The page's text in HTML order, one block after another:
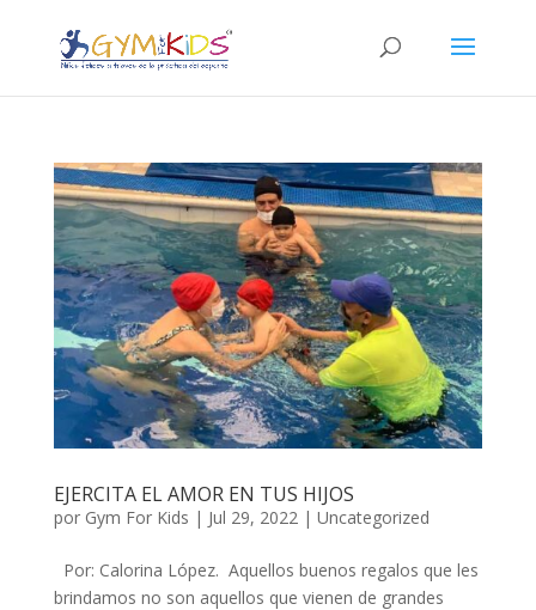
EJERCITA EL AMOR EN TUS HIJOS
por Gym For Kids | Jul 29, 2022| Uncategorized
Por: Calorina López. Aquellos buenos regalos que les
brindamos no son aquellos que vienen de grandes